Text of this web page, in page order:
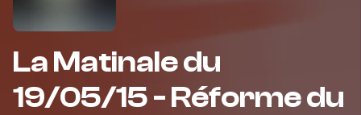
La Matinale du
19/05/15 - Réforme du